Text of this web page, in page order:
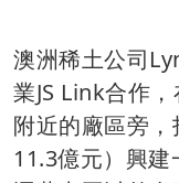
澳洲稀土公司
業JS Link合作
附近的廠區旁
11.3億元）興